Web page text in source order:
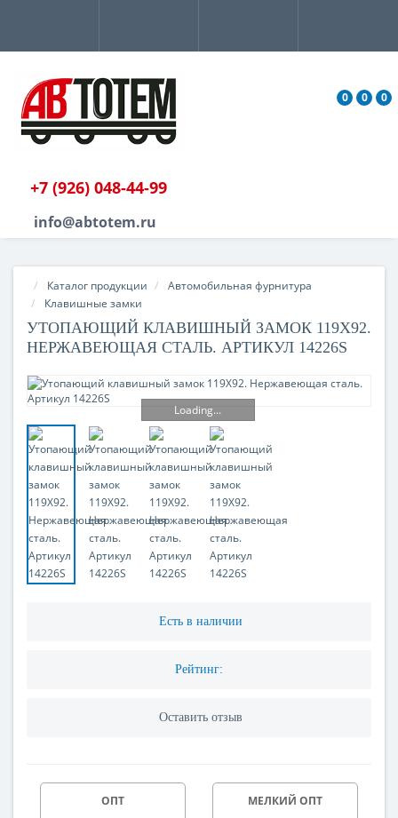
0 0 0
+7 (926) 048-44-99
info@abtotem.ru
Каталог продукции
Автомобильная фурнитура
Клавишные замки
УТОПАЮЩИЙ КЛАВИШНЫЙ ЗАМОК 119X92.
НЕРЖАВЕЮЩАЯ СТАЛЬ. АРТИКУЛ 14226S
Loading...
Есть в наличии
Рейтинг:
Оставить отзыв
ОПТ МЕЛКИЙ ОПТ